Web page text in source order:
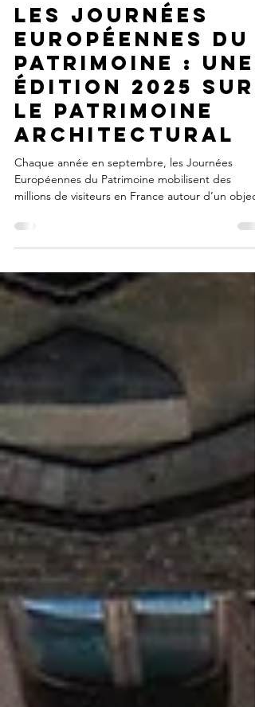
Louise Méric
26 mai 2025
2 min de lecture
Journées Européennes du Patrimoine
Les journées
européennes du
patrimoine : une
édition 2025 sur
le patrimoine
architectural
Chaque année en septembre, les Journées
Européennes du Patrimoine mobilisent des
commun : découvrir, comprendre et célébrer le
patrimoine sous toutes ses formes. Pour les
gestionnaires de domaines historiques, c’est une
opportunité unique de valoriser leur site,
de nouveaux publics et de renforcer les liens
leur territoire. Alors en 2025, pourquoi ne pas en
faire l’un des temps forts de ce week-end